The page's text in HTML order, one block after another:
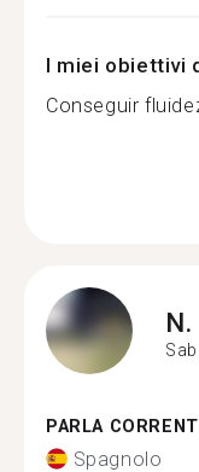
I miei obiettivi
Conseguir
N.
PARLA
Spagnolo